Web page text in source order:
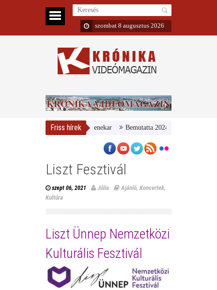
szombat 8 augusztus 2026
Friss hírek Bemutatta 2024/25-ös évadát a MÁV
Liszt Fesztivál
szept 06, 2021 Júlia Ajánló, Koncertek,
Kultúra
Liszt Ünnep Nemzetközi
Kulturális Fesztivál